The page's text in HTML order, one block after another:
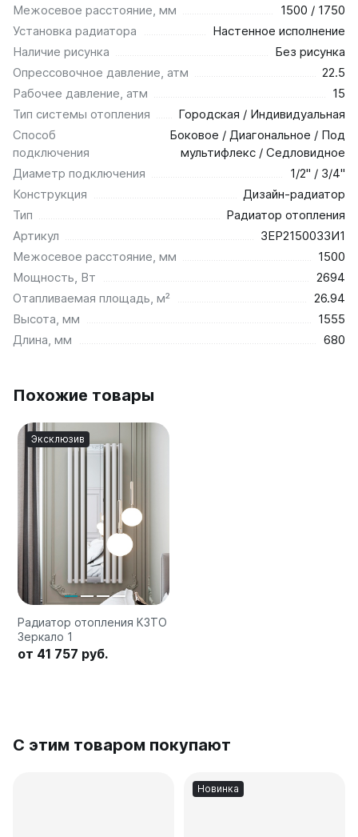
Межосевое расстояние, мм
1500 / 1750
Установка радиатора
Настенное исполнение
Наличие рисунка
Без рисунка
Опрессовочное давление, атм
22.5
Рабочее давление, атм
15
Тип системы отопления
Городская / Индивидуальная
Способ
подключения
Боковое / Диагональное / Под
мультифлекс / Седловидное
Диаметр подключения
1/2" / 3/4"
Конструкция
Дизайн-радиатор
Тип
Радиатор отопления
Артикул
ЗЕР2150033И1
Межосевое расстояние, мм
1500
Мощность, Вт
2694
Отапливаемая площадь, м²
26.94
Высота, мм
1555
Длина, мм
680
Похожие товары
Эксклюзив
Радиатор отопления КЗТО
Зеркало 1
от 41 757 руб.
С этим товаром покупают
Новинка